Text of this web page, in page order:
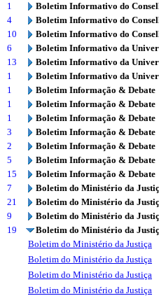
1
Boletim Informativo do
4
Boletim Informativo do
10
Boletim Informativo do
6
Boletim Informativo da
13
Boletim Informativo da
1
Boletim Informativo da
1
Boletim Informação & Debate
1
Boletim Informação & Debate
1
Boletim Informação & Debate
3
Boletim Informação & Debate
2
Boletim Informação & Debate
5
Boletim Informação & Debate
15
Boletim Informação & Debate
7
Boletim do Ministério da
21
Boletim do Ministério da
9
Boletim do Ministério da
19
Boletim do Ministério da
Boletim do Ministério da Justiça
Boletim do Ministério da Justiça
Boletim do Ministério da Justiça
Boletim do Ministério da Justiça